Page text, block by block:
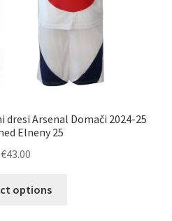
Arsenal Domači 2024-25
Elneny 25
€43.00
options